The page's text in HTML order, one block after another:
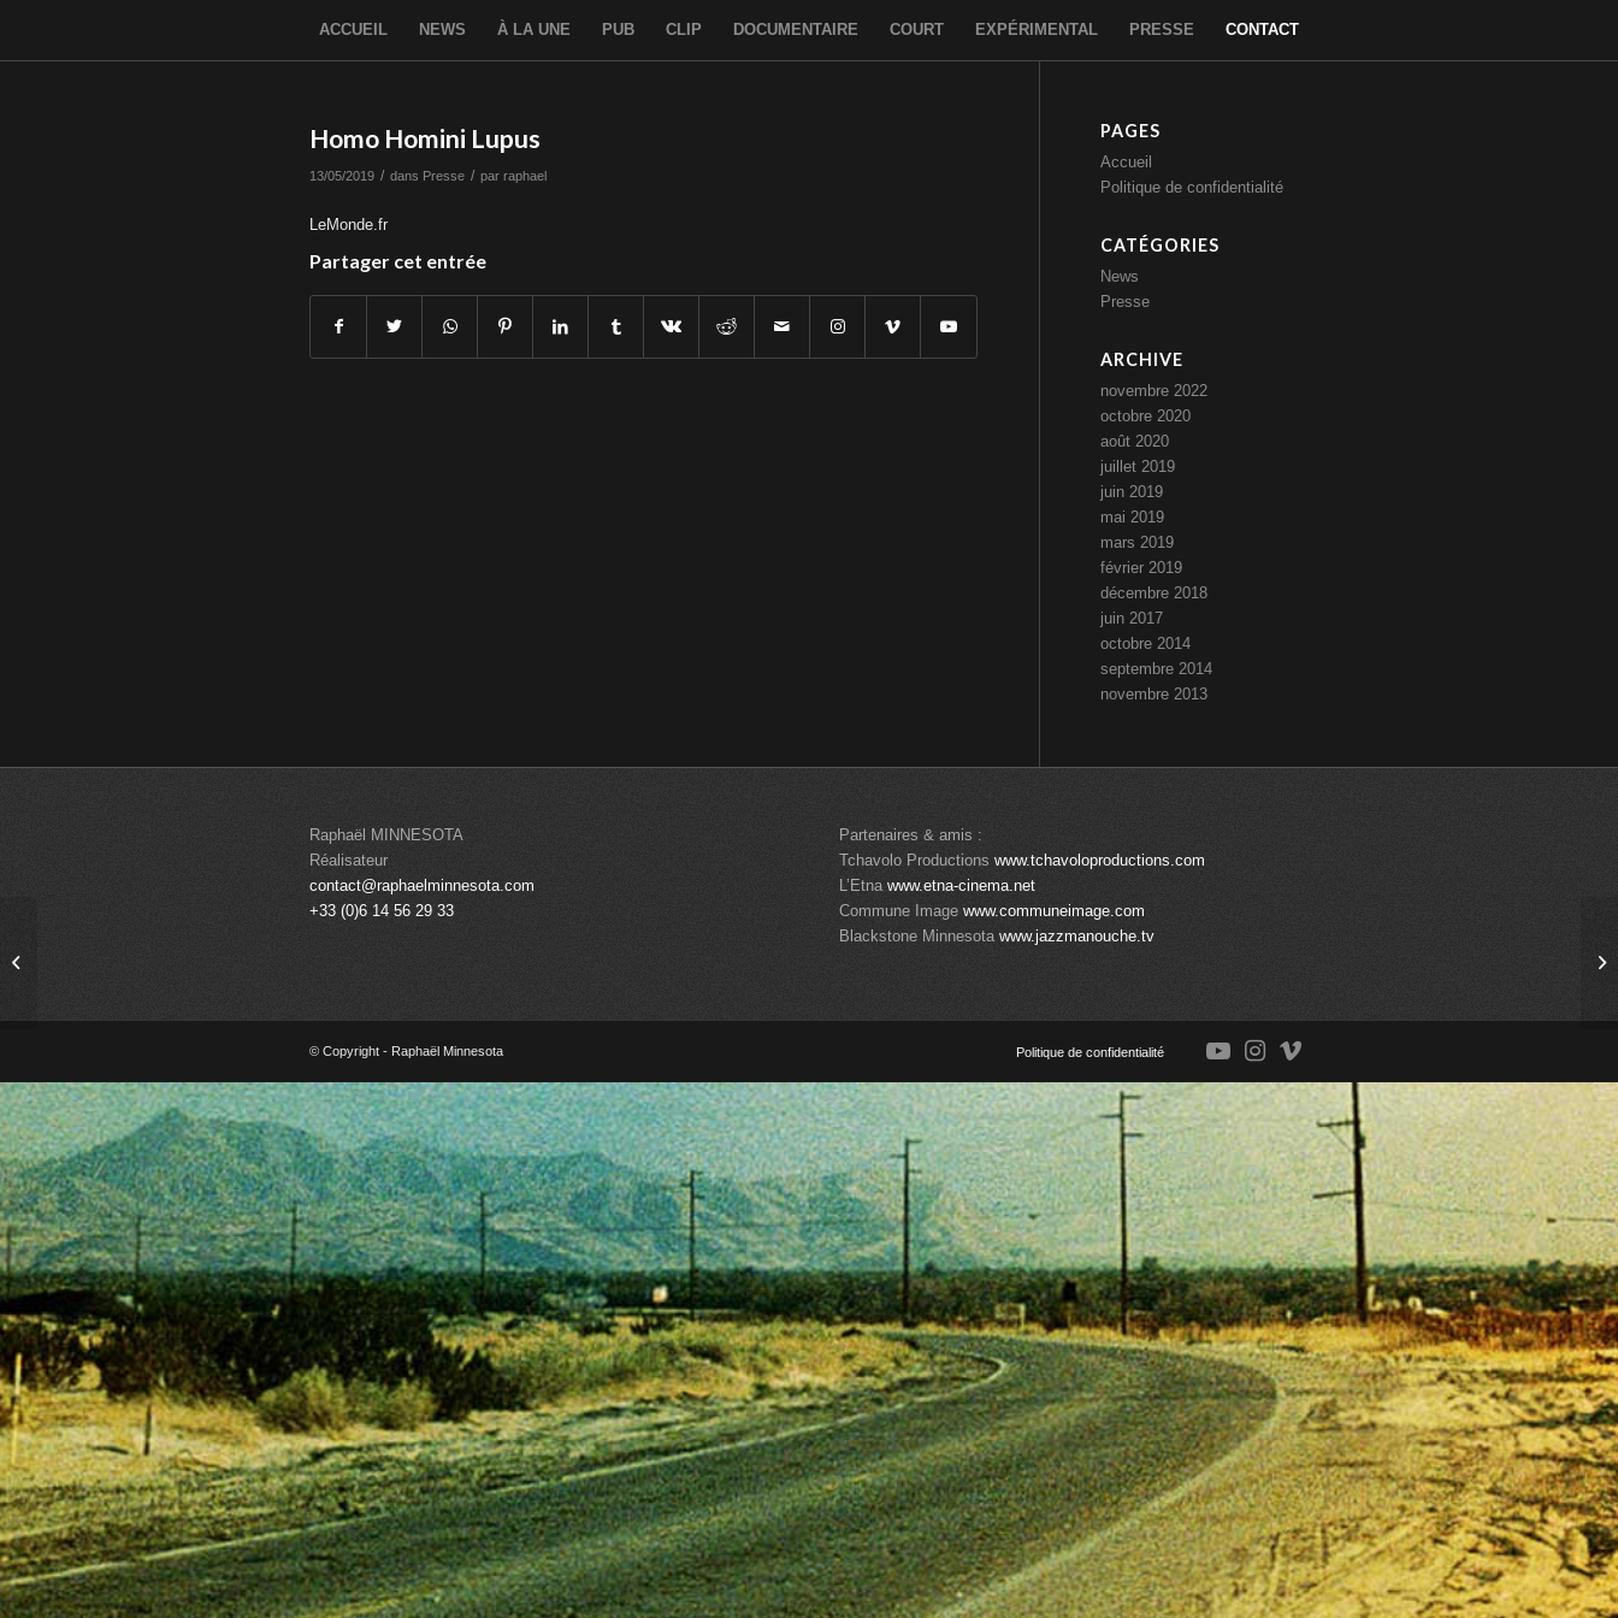
ACCUEIL NEWS À LA UNE PUB CLIP DOCUMENTAIRE COURT EXPÉRIMENTAL PRESSE CONTACT
Homo Homini Lupus
13/05/2019 / dans Presse / par raphael
LeMonde.fr
Partager cet entrée
PAGES
Accueil
Politique de confidentialité
CATÉGORIES
News
Presse
ARCHIVE
novembre 2022
octobre 2020
août 2020
juillet 2019
juin 2019
mai 2019
mars 2019
février 2019
décembre 2018
juin 2017
octobre 2014
septembre 2014
novembre 2013
Raphaël MINNESOTA
Réalisateur
contact@raphaelminnesota.com
+33 (0)6 14 56 29 33
Partenaires & amis :
Tchavolo Productions www.tchavoloproductions.com
L’Etna www.etna-cinema.net
Commune Image www.communeimage.com
Blackstone Minnesota www.jazzmanouche.tv
© Copyright - Raphaël Minnesota Politique de confidentialité